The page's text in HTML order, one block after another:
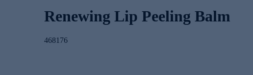
Renewing Lip Peeling Balm
468176